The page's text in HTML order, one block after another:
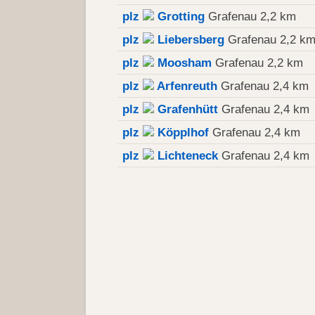
plz
Grotting Grafenau 2,2 km
plz
Liebersberg Grafenau 2,2 km
plz
Moosham Grafenau 2,2 km
plz
Arfenreuth Grafenau 2,4 km
plz
Grafenhütt Grafenau 2,4 km
plz
Köpplhof Grafenau 2,4 km
plz
LichteneckGrafenau 2,4 km